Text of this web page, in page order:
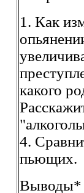
1. Как
какого
4.
пьющих.
Выводы*